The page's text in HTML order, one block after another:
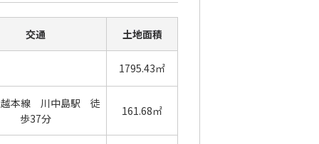
交通 土地面積
1795.43㎡
越本線 川中島駅 徒
歩37分
161.68㎡